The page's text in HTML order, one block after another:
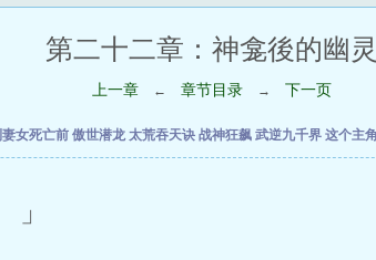
第二十二章：神龛後的幽
上一章 ← 章节目录 → 下一页
女死亡前 傲世潜龙太荒吞天诀 战神狂飙 武逆九千界 这个主